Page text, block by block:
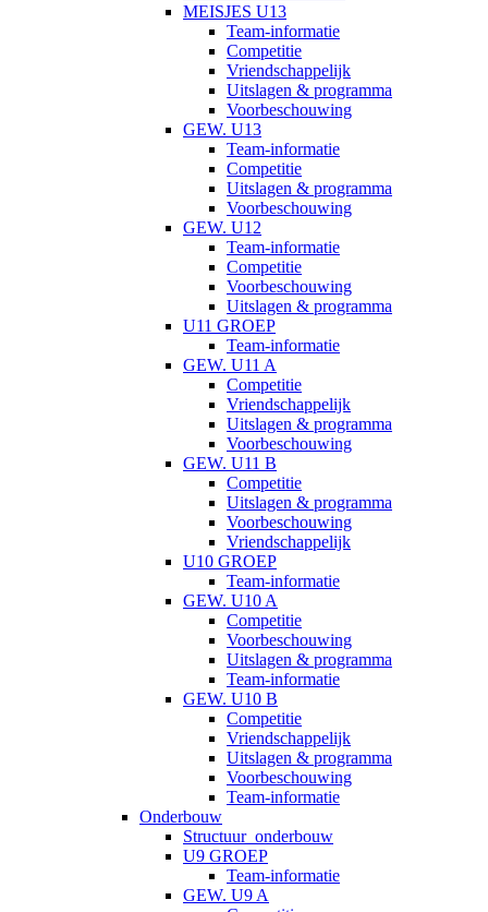
MEISJES U13
Team-informatie
Competitie
Vriendschappelijk
Uitslagen & programma
Voorbeschouwing
GEW. U13
Team-informatie
Competitie
Uitslagen & programma
Voorbeschouwing
GEW. U12
Team-informatie
Competitie
Voorbeschouwing
Uitslagen & programma
U11 GROEP
Team-informatie
GEW. U11 A
Competitie
Vriendschappelijk
Uitslagen & programma
Voorbeschouwing
GEW. U11 B
Competitie
Uitslagen & programma
Voorbeschouwing
Vriendschappelijk
U10 GROEP
Team-informatie
GEW. U10 A
Competitie
Voorbeschouwing
Uitslagen & programma
Team-informatie
GEW. U10 B
Competitie
Vriendschappelijk
Uitslagen & programma
Voorbeschouwing
Team-informatie
Onderbouw
Structuur_onderbouw
U9 GROEP
Team-informatie
GEW. U9 A